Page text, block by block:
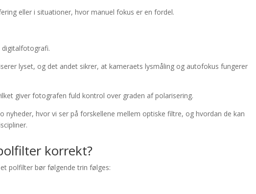
eller i situationer, hvor manuel fokus er en fordel.
digitalfotografi.
lyset, og det andet sikrer, at kameraets lysmåling og autofokus fungerer
giver fotografen fuld kontrol over graden af polarisering.
hvor vi ser på forskellene mellem optiske filtre, og hvordan de kan
korrekt?
polfilter bør følgende trin følges: